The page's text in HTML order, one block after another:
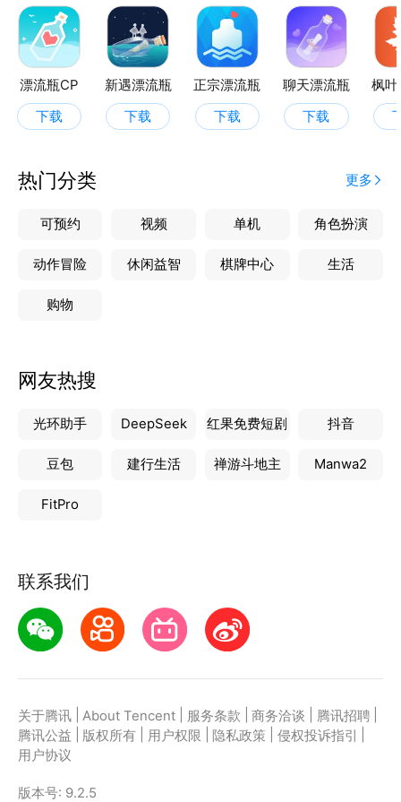
漂流瓶CP
下载
新遇漂流瓶
下载
正宗漂流瓶
下载
聊天漂流瓶
下载
枫
热门分类 更多
可预约 视频 单机 角色扮演
动作冒险 休闲益智 棋牌中心 生活
购物
网友热搜
光环助手 DeepSeek 红果免费短剧 抖音
豆包 建行生活 禅游斗地主 Manwa2
FitPro
联系我们
关于腾讯 About Tencent 服务条款 商务洽谈 腾讯招聘
腾讯公益
版权所有 用户权限 隐私政策 侵权投诉指引
用户协议
版本号: 9.2.5